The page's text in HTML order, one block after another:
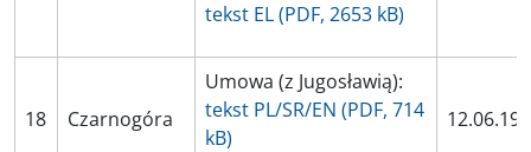
tekst EL (PDF, 2653 kB)
18 Czarnogóra
Umowa (z Jugosławią):
tekst PL/SR/EN (PDF, 714
kB)